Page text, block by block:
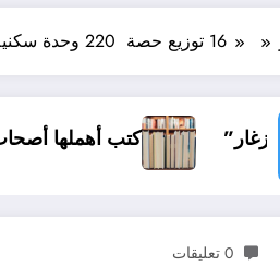
16 توزيع حصة 220 وحدة سكنية بمختلف الصيغ بولاية الشلف
كتب أهملها أصحاب الاختصاص
0 تعليقات